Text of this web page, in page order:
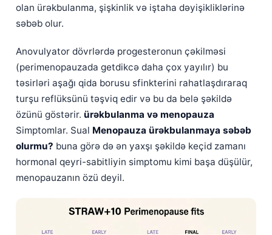
olan ürəkbulanma, şişkinlik və iştaha dəyişikliklərinə
səbəb olur.
Anovulyator dövrlərdə progesteronun çəkilməsi
(perimenopauzada getdikcə daha çox yayılır) bu
təsirləri aşağı qida borusu sfinkterini rahatlaşdıraraq
turşu reflüksünü təşviq edir və bu da belə şəkildə
özünü göstərir. ürəkbulanma və menopauza
Simptomlar. Sual Menopauza ürəkbulanmaya səbəb
olurmu? buna görə də ən yaxşı şəkildə keçid zamanı
hormonal qeyri-sabitliyin simptomu kimi başa düşülür,
menopauzanın özü deyil.